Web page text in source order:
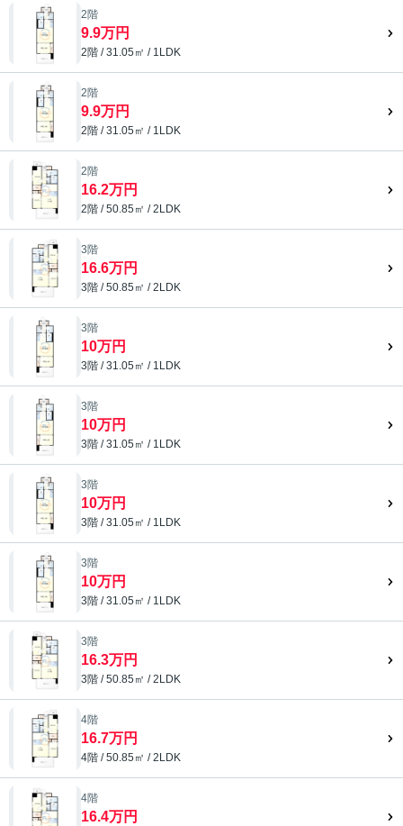
2階
9.9万円
2階 / 31.05㎡ / 1LDK
2階
9.9万円
2階 / 31.05㎡ / 1LDK
2階
16.2万円
2階 / 50.85㎡ / 2LDK
3階
16.6万円
3階 / 50.85㎡ / 2LDK
3階
10万円
3階 / 31.05㎡ / 1LDK
3階
10万円
3階 / 31.05㎡ / 1LDK
3階
10万円
3階 / 31.05㎡ / 1LDK
3階
10万円
3階 / 31.05㎡ / 1LDK
3階
16.3万円
3階 / 50.85㎡ / 2LDK
4階
16.7万円
4階 / 50.85㎡ / 2LDK
4階
16.4万円